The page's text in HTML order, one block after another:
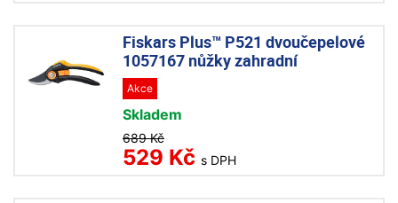
Fiskars Plus™ P521 dvoučepelové
1057167 nůžky zahradní
Akce
Skladem
689 Kč
529 Kč s DPH